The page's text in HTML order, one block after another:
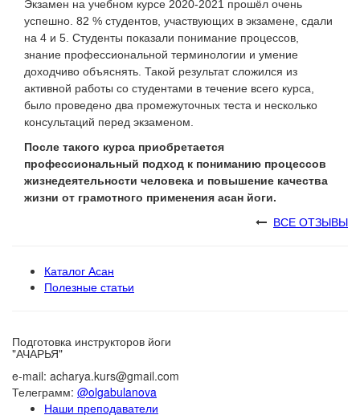
Экзамен на учебном курсе 2020-2021 прошёл очень
успешно. 82 % студентов, участвующих в экзамене, сдали
на 4 и 5. Студенты показали понимание процессов,
знание профессиональной терминологии и умение
доходчиво объяснять. Такой результат сложился из
активной работы со студентами в течение всего курса,
было проведено два промежуточных теста и несколько
консультаций перед экзаменом.
После такого курса приобретается
профессиональный подход к пониманию процессов
жизнедеятельности человека и повышение качества
жизни от грамотного применения асан йоги.
ВСЕ ОТЗЫВЫ
Каталог Асан
Полезные статьи
Подготовка инструкторов йоги
"АЧАРЬЯ"
e-mail: acharya.kurs@gmail.com
Телеграмм: @olgabulanova
Наши преподаватели